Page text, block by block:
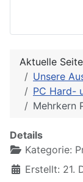
Aktuelle
Unsere
PC Hard-
Mehrkern
Details
Kategorie:
Erstellt: 21.